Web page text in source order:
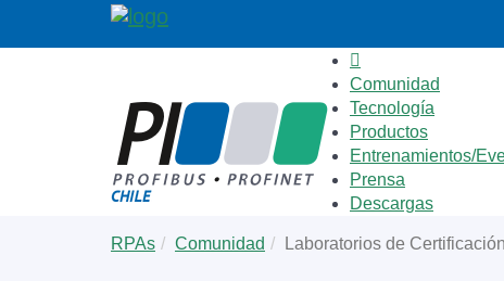
Comunidad
Tecnología
Productos
Entrenamientos/
Prensa
Descargas
are
RPAs Comunidad Laboratorios de Certificación